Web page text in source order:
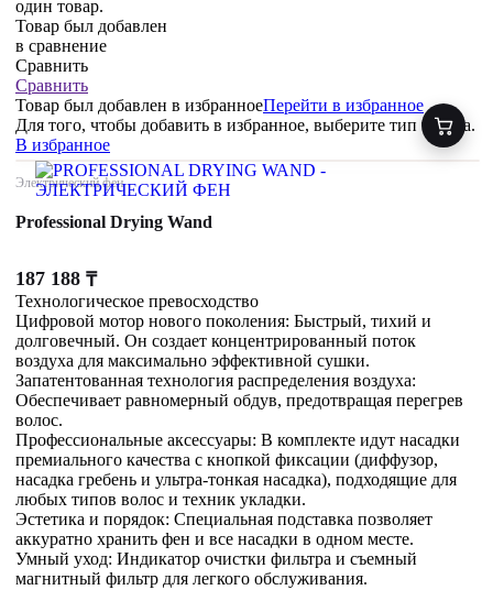
один товар.
Товар был добавлен
в сравнение
Сравнить
Сравнить
Товар был добавлен в избранноеПерейти в избранное
Для того, чтобы добавить в избранное, выберите тип товара.
В избранное
Электрический фен
Professional Drying Wand
187 188 ₸
Технологическое превосходство
Цифровой мотор нового поколения: Быстрый, тихий и
долговечный. Он создает концентрированный поток
воздуха для максимально эффективной сушки.
Запатентованная технология распределения воздуха:
Обеспечивает равномерный обдув, предотвращая перегрев
волос.
Профессиональные аксессуары: В комплекте идут насадки
премиального качества с кнопкой фиксации (диффузор,
насадка гребень и ультра-тонкая насадка), подходящие для
любых типов волос и техник укладки.
Эстетика и порядок: Специальная подставка позволяет
аккуратно хранить фен и все насадки в одном месте.
Умный уход: Индикатор очистки фильтра и съемный
магнитный фильтр для легкого обслуживания.